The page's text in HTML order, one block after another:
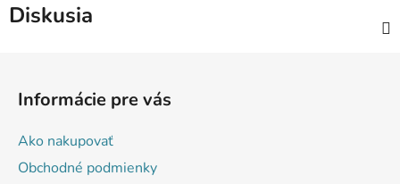
Diskusia
Informácie pre vás
Ako nakupovať
Obchodné podmienky